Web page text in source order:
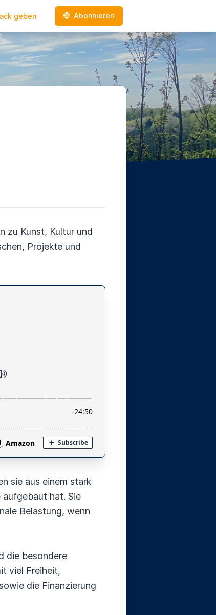
geben Abonnieren
zu Kunst, Kultur und
Projekte und
sie aus einem stark
hat. Sie
Belastung, wenn
die besondere
viel Freiheit,
die Finanzierung